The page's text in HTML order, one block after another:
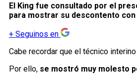
El King fue consultado por el
para mostrar su descontento
+ Seguinos en
Cabe recordar que el técnico interino
Por ello, se mostró muy molesto